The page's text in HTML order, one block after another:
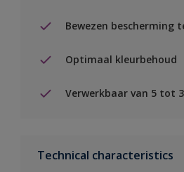
Bewezen bescherming
Optimaal kleurbehoud
Verwerkbaar van 5 tot
Technical characteristics